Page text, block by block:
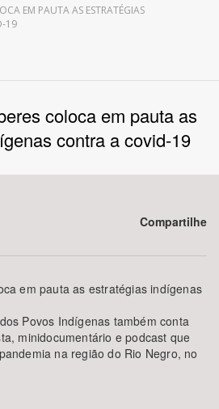
EM PAUTA AS ESTRATÉGIAS
19
coloca em pauta as
contra a covid-19
Compartilhe
em pauta as estratégias indígenas
Povos Indígenas também conta
minidocumentário e podcast que
na região do Rio Negro, no